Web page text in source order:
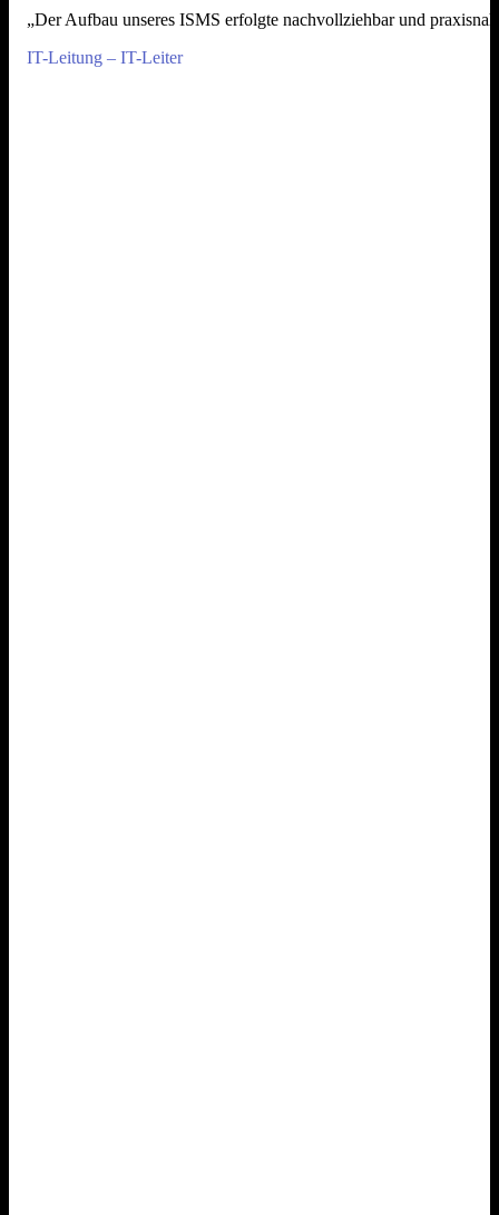
„Der Aufbau unseres ISMS erfolgte nachvollziehbar und
IT-Leitung – IT-Leiter